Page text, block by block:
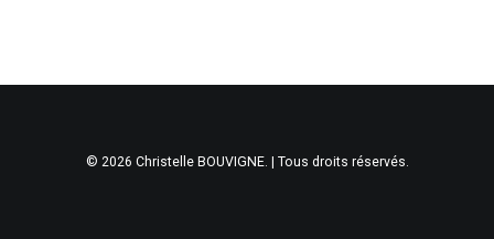
© 2026 Christelle BOUVIGNE. | Tous droits réservés.